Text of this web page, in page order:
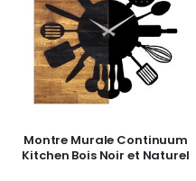
Montre Murale Continuum
Kitchen Bois Noir et Naturel